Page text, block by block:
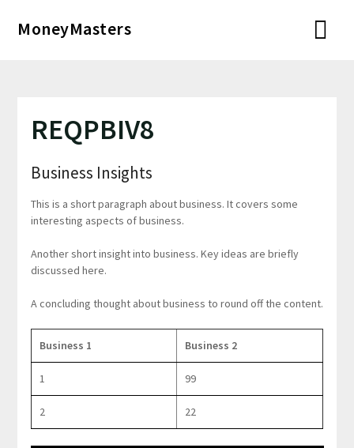
MoneyMasters
REQPBIV8
Business Insights
This is a short paragraph about business. It covers some
interesting aspects of business.
Another short insight into business. Key ideas are briefly
discussed here.
A concluding thought about business to round off the content.
Business 1 Business 2
1 99
2 22